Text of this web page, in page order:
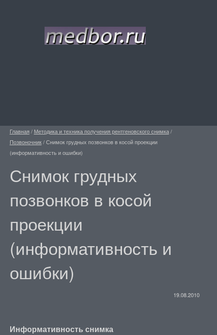
Главная / Методика и техника получения рентгеновского снимка/
Позвоночник/Снимок грудных позвонков в косой проекции
(информативность и ошибки)
Снимок грудных
позвонков в косой
проекции
(информативность и
ошибки)
19.08.2010
Информативность снимка